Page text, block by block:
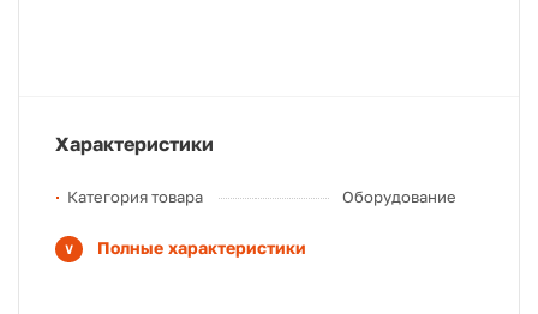
Характеристики
Категория товара Оборудование
Полные характеристики